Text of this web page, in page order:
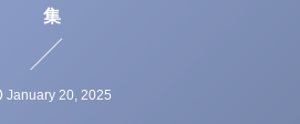
集
January 20, 2025